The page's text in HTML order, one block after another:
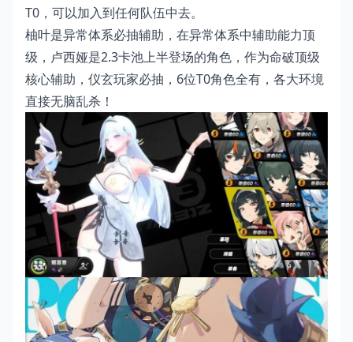
T0，可以加入到任何队伍中去。
柚叶是异常体系必抽辅助，在异常体系中辅助能力顶
级，卢西娅是2.3卡池上半登场的角色，作为命破顶级
核心辅助，仪玄玩家必抽，6位T0角色全有，各大环境
直接无脑乱杀！